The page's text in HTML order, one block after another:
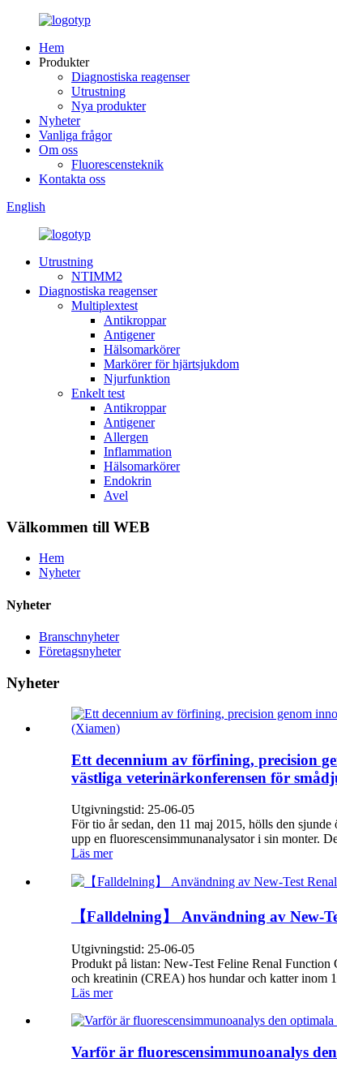
Hem
Produkter
Diagnostiska reagenser
Utrustning
Nya produkter
Nyheter
Vanliga frågor
Om oss
Fluorescensteknik
Kontakta oss
English
Utrustning
NTIMM2
Diagnostiska reagenser
Multiplextest
Antikroppar
Antigener
Hälsomarkörer
Markörer för hjärtsjukdom
Njurfunktion
Enkelt test
Antikroppar
Antigener
Allergen
Inflammation
Hälsomarkörer
Endokrin
Avel
Välkommen till WEB
Hem
Nyheter
Nyheter
Branschnyheter
Företagsnyheter
Nyheter
Ett decennium av förfining, precision
västliga veterinärkonferensen för
Utgivningstid: 25-06-05
För tio år sedan, den 11 maj 2015, hölls den
upp en fluorescensimmunanalysator i sin monter.
Läs mer
【Falldelning】 Användning av New-
Utgivningstid: 25-06-05
Produkt på listan: New-Test Feline Renal
och kreatinin (CREA) hos hundar och katter inom
Läs mer
Varför är fluorescensimmunoanalys